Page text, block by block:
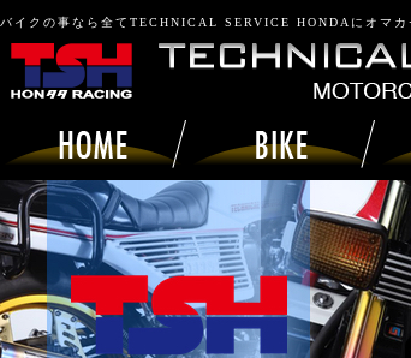
バイクの事なら全てTECHNICAL SERVICE HONDAにオマカ